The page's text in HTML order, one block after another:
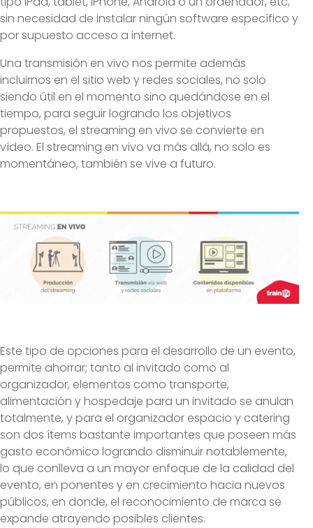
sin necesidad de instalar ningún software específico y
por supuesto acceso a internet.
Una transmisión en vivo nos permite además
incluirnos en el sitio web y redes sociales, no solo
siendo útil en el momento sino quedándose en el
tiempo, para seguir logrando los objetivos
propuestos, el streaming en vivo se convierte en
vídeo. El streaming en vivo va más allá, no solo es
momentáneo, también se vive a futuro.
Este tipo de opciones para el desarrollo de un evento,
permite ahorrar; tanto al invitado como al
organizador, elementos como transporte,
alimentación y hospedaje para un invitado se anulan
totalmente, y para el organizador espacio y catering
son dos ítems bastante importantes que poseen más
gasto económico logrando disminuir notablemente,
lo que conlleva a un mayor enfoque de la calidad del
evento, en ponentes y en crecimiento hacia nuevos
públicos, en donde, el reconocimiento de marca se
expande atrayendo posibles clientes.